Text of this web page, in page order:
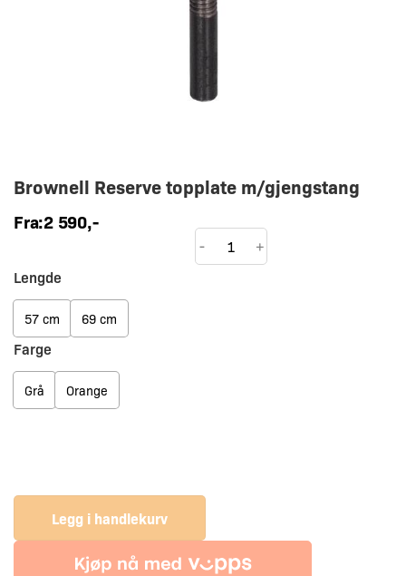
Brownell Reserve topplate m/gjengstang
Fra:2 590,-
Brownell
Reserve
- +
Lengde
57 cm 69 cm
Farge
Grå Orange
Legg i handlekurv